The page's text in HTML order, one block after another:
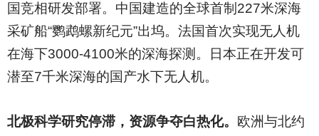
国竞相研发部署。中国建造的全球首制227米深海
采矿船“鹦鹉螺新纪元”出坞。法国首次实现无人机
在海下3000-4100米的深海探测。日本正在开发可
潜至7千米深海的国产水下无人机。
北极科学研究停滞，资源争夺白热化。 欧洲与北约